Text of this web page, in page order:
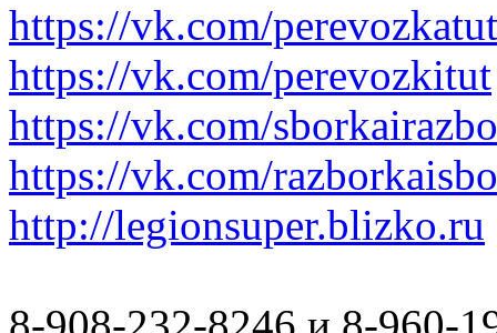
https://vk.com/perevozkatut
https://vk.com/perevozkitut
https://vk.com/
https://vk.com/
http://legionsuper.blizko.ru